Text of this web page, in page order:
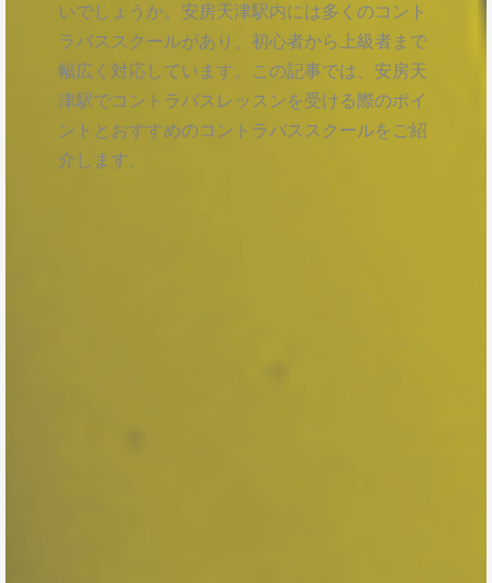
いでしょうか。安房天津駅内には多くのコント
ラバススクールがあり、初心者から上級者まで
幅広く対応しています。この記事では、安房天
津駅でコントラバスレッスンを受ける際のポイ
ントとおすすめのコントラバススクールをご紹
介します。